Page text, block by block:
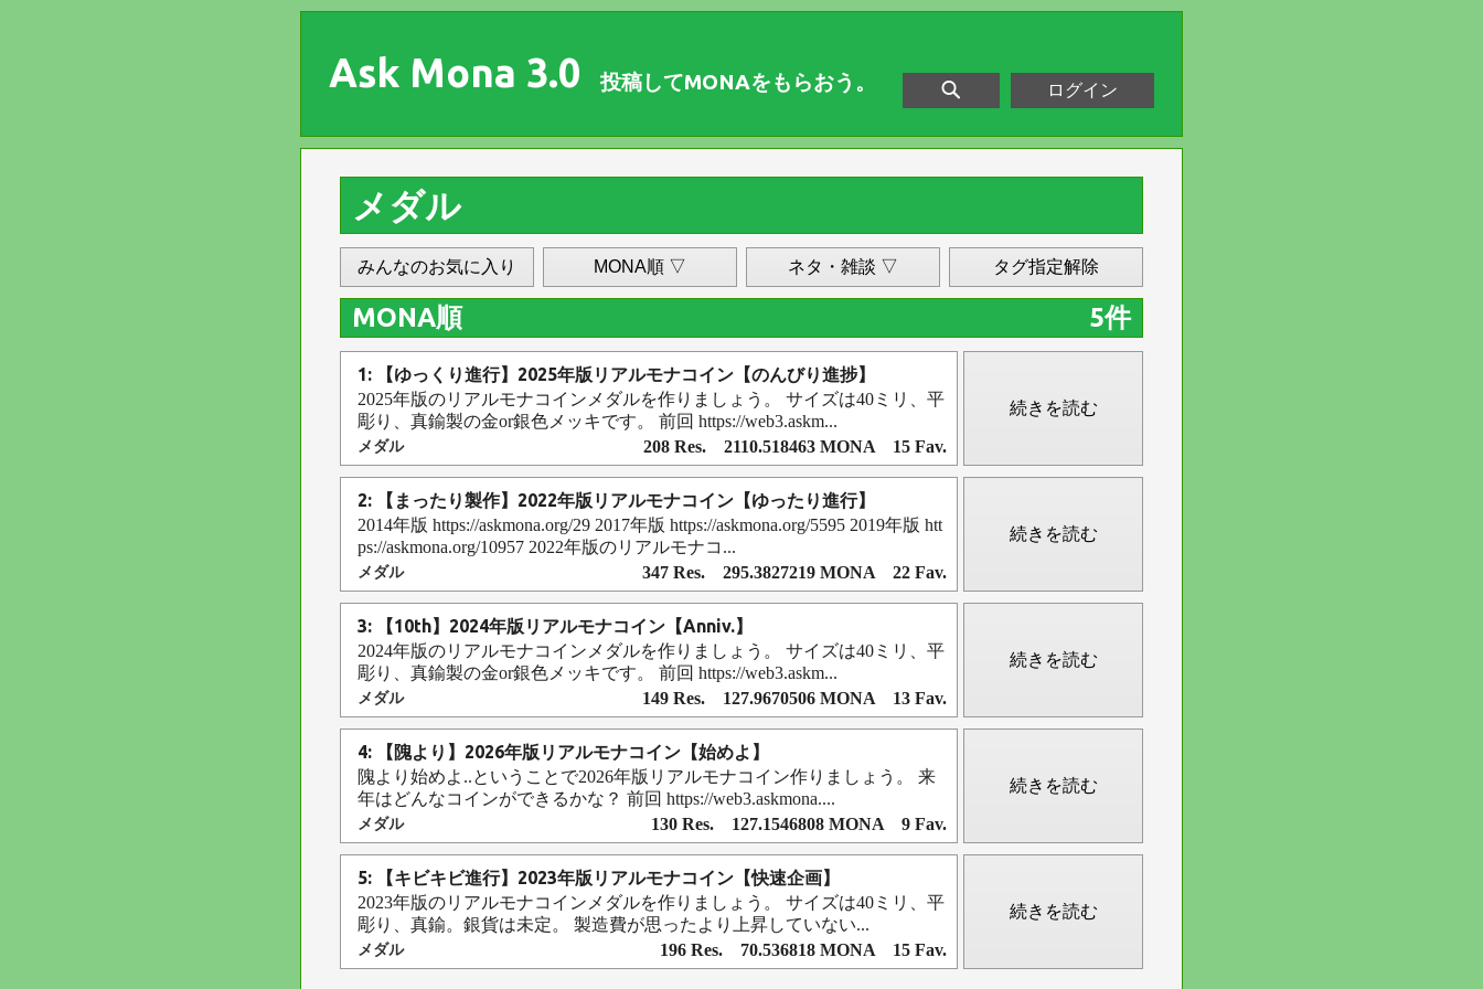
Ask Mona 3.0 投稿してMONAをもらおう。 ログイン
メダル
みんなのお気に入り MONA順 ▽ ネタ・雑談 ▽ タグ指定解除
MONA順 5件
1: 【ゆっくり進行】2025年版リアルモナコイン【のんびり進捗】
2025年版のリアルモナコインメダルを作りましょう。 サイズは40ミリ、平
彫り、真鍮製の金or銀色メッキです。 前回 https://web3.askm...
メダル 208 Res. 2110.518463 MONA 15 Fav.
続きを読む
2: 【まったり製作】2022年版リアルモナコイン【ゆったり進行】
2014年版 https://askmona.org/29 2017年版 https://askmona.org/5595 2019年版 htt
ps://askmona.org/10957 2022年版のリアルモナコ...
メダル 347 Res. 295.3827219 MONA 22 Fav.
続きを読む
3: 【10th】2024年版リアルモナコイン【Anniv.】
2024年版のリアルモナコインメダルを作りましょう。 サイズは40ミリ、平
彫り、真鍮製の金or銀色メッキです。 前回 https://web3.askm...
メダル 149 Res. 127.9670506 MONA 13 Fav.
続きを読む
4: 【隗より】2026年版リアルモナコイン【始めよ】
隗より始めよ..ということで2026年版リアルモナコイン作りましょう。 来
年はどんなコインができるかな？ 前回 https://web3.askmona....
メダル 130 Res. 127.1546808 MONA 9 Fav.
続きを読む
5: 【キビキビ進行】2023年版リアルモナコイン【快速企画】
2023年版のリアルモナコインメダルを作りましょう。 サイズは40ミリ、平
彫り、真鍮。銀貨は未定。 製造費が思ったより上昇していない...
メダル 196 Res. 70.536818 MONA 15 Fav.
続きを読む